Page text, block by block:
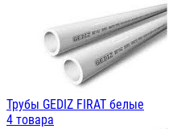
Трубы GEDIZ FIRAT белые
4 товара